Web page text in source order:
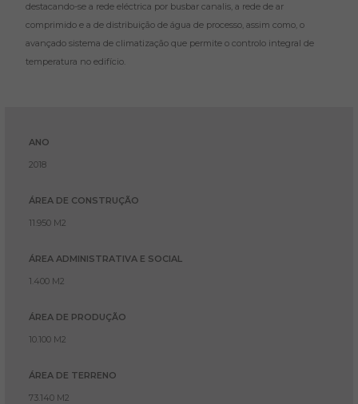
destacando-se a rede eléctrica por busbar canalis, a rede de ar
comprimido e a de distribuição de água de processo, assim como, o
avançado sistema de climatização que permite o controlo integral de
temperatura no edifício.
ANO
2018
ÁREA DE CONSTRUÇÃO
11.950 M2
ÁREA ADMINISTRATIVA E SOCIAL
1.400 M2
ÁREA DE PRODUÇÃO
10.100 M2
ÁREA DE TERRENO
73.140 M2